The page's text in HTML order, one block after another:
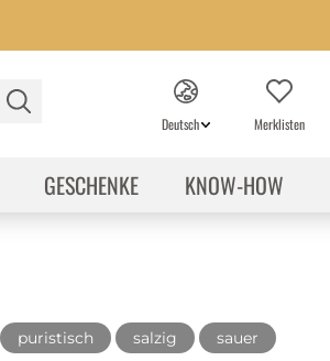
Deutsch Merklisten
GESCHENKE KNOW-HOW
puristisch salzig sauer